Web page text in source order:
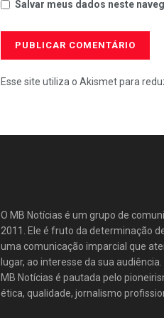
Salvar meus dados neste
Esse site utiliza o Akismet para
O MB Notícias é um grupo de
2011. Ele é fruto da determinação
uma comunicação imparcial que
lugar, ao interesse da sua
MB Notícias é pautada pelo
ética, qualidade, jornalismo